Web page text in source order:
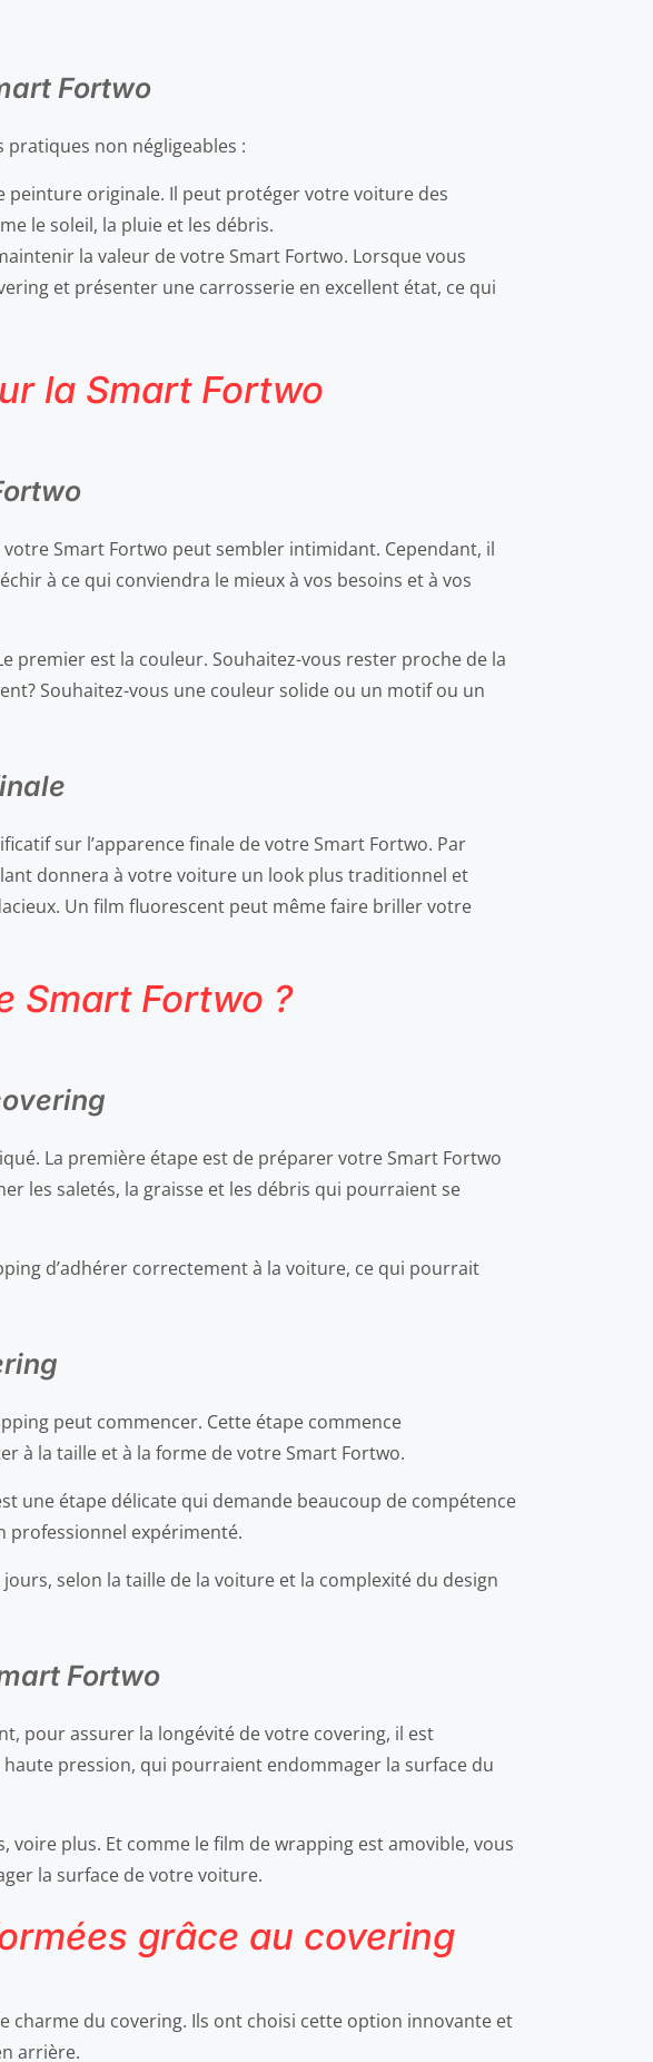
Fortwo
pratiques non négligeables :
originale. Il peut protéger votre voiture des
le soleil, la pluie et les débris.
la valeur de votre Smart Fortwo. Lorsque vous
et présenter une carrosserie en excellent état, ce qui
la Smart Fortwo
Smart Fortwo peut sembler intimidant. Cependant, il
à ce qui conviendra le mieux à vos besoins et à vos
premier est la couleur. Souhaitez-vous rester proche de la
Souhaitez-vous une couleur solide ou un motif ou un
sur l’apparence finale de votre Smart Fortwo. Par
donnera à votre voiture un look plus traditionnel et
Un film fluorescent peut même faire briller votre
Smart Fortwo ?
La première étape est de préparer votre Smart Fortwo
les saletés, la graisse et les débris qui pourraient se
d’adhérer correctement à la voiture, ce qui pourrait
peut commencer. Cette étape commence
à la taille et à la forme de votre Smart Fortwo.
une étape délicate qui demande beaucoup de compétence
professionnel expérimenté.
selon la taille de la voiture et la complexité du design
Fortwo
pour assurer la longévité de votre covering, il est
pression, qui pourraient endommager la surface du
plus. Et comme le film de wrapping est amovible, vous
la surface de votre voiture.
grâce au covering
du covering. Ils ont choisi cette option innovante et
arrière.